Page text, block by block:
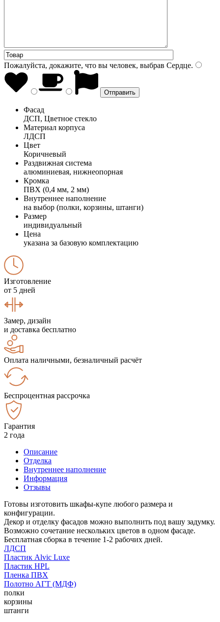
Пожалуйста, докажите, что вы человек, выбрав Сердце.
Фасад
ДСП, Цветное стекло
Материал корпуса
ЛДСП
Цвет
Коричневый
Раздвижная система
алюминиевая, нижнеопорная
Кромка
ПВХ (0,4 мм, 2 мм)
Внутреннее наполнение
на выбор (полки, корзины, штанги)
Размер
индивидуальный
Цена
указана за базовую комплектацию
Изготовление
от 5 дней
Замер, дизайн
и доставка бесплатно
Оплата наличными, безналичный расчёт
Беспроцентная рассрочка
Гарантия
2 года
Описание
Отделка
Внутреннее наполнение
Информация
Отзывы
Готовы изготовить шкафы-купе любого размера и
конфигурации.
Декор и отделку фасадов можно выполнить под вашу задумку.
Возможно сочетание нескольких цветов в одном фасаде.
Бесплатная сборка в течение 1-2 рабочих дней.
ЛДСП
Пластик Alvic Luxe
Пластик HPL
Пленка ПВХ
Полотно АГТ (МДФ)
полки
корзины
штанги